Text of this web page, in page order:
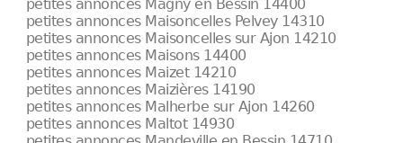
petites annonces Magny en Bessin 14400
petites annonces Maisoncelles Pelvey 14310
petites annonces Maisoncelles sur Ajon 14210
petites annonces Maisons 14400
petites annonces Maizet 14210
petites annonces Maizières 14190
petites annonces Malherbe sur Ajon 14260
petites annonces Maltot 14930